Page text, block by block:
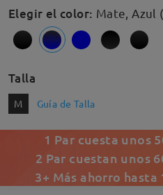
Elegir el color: Mate, Azul
Talla
M Guía de Talla
1 Par cuesta unos
2 Par cuestan unos
3+ Más ahorro hasta